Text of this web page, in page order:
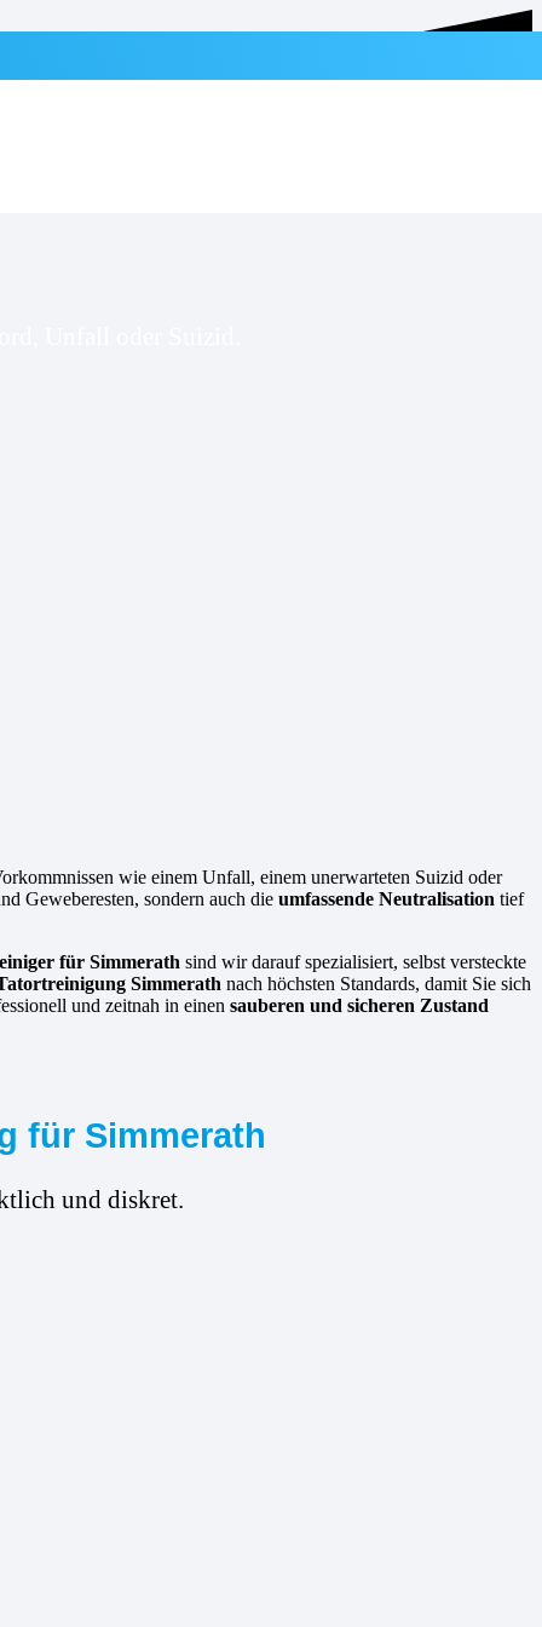
Unfall oder Suizid.
wie einem Unfall, einem unerwarteten Suizid oder
Geweberesten, sondern auch die umfassende Neutralisation tief
für Simmerath sind wir darauf spezialisiert, selbst versteckte
Simmerath nach höchsten Standards, damit Sie sich
und zeitnah in einen sauberen und sicheren Zustand
für Simmerath
und diskret.